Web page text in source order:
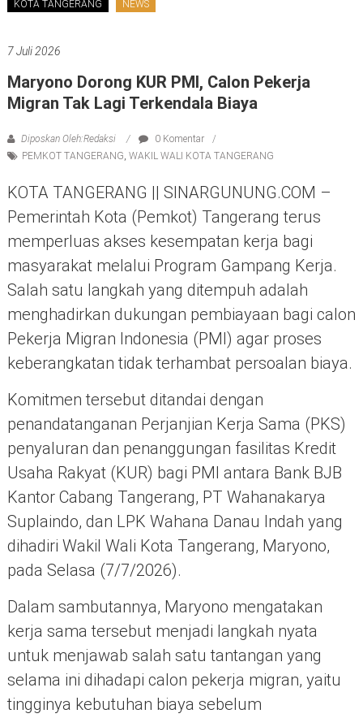
KOTA TANGERANG NEWS
7 Juli 2026
Maryono Dorong KUR PMI, Calon Pekerja
Migran Tak Lagi Terkendala Biaya
Diposkan Oleh:Redaksi
0 Komentar
PEMKOT TANGERANG, WAKIL WALI KOTA TANGERANG
KOTA TANGERANG || SINARGUNUNG.COM –
Pemerintah Kota (Pemkot) Tangerang terus
memperluas akses kesempatan kerja bagi
masyarakat melalui Program Gampang Kerja.
Salah satu langkah yang ditempuh adalah
menghadirkan dukungan pembiayaan bagi calon
Pekerja Migran Indonesia (PMI) agar proses
keberangkatan tidak terhambat persoalan biaya.
Komitmen tersebut ditandai dengan
penandatanganan Perjanjian Kerja Sama (PKS)
penyaluran dan penanggungan fasilitas Kredit
Usaha Rakyat (KUR) bagi PMI antara Bank BJB
Kantor Cabang Tangerang, PT Wahanakarya
Suplaindo, dan LPK Wahana Danau Indah yang
dihadiri Wakil Wali Kota Tangerang, Maryono,
pada Selasa (7/7/2026).
Dalam sambutannya, Maryono mengatakan
kerja sama tersebut menjadi langkah nyata
untuk menjawab salah satu tantangan yang
selama ini dihadapi calon pekerja migran, yaitu
tingginya kebutuhan biaya sebelum